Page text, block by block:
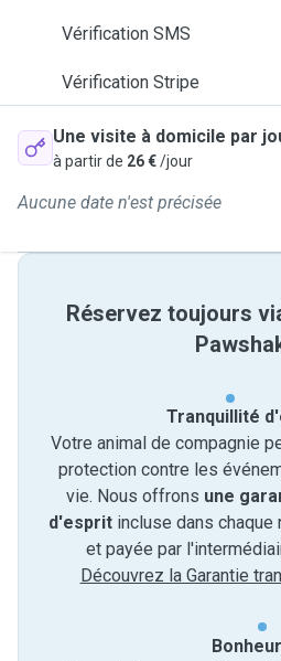
Vérification SMS
Vérification Stripe
Une visite à domicile par
à partir de 26 €/jour
Aucune date n'est précisée
Réservez toujours
Tranquillité
Votre animal de compagnie
protection contre les
vie. Nous offrons une
d'esprit incluse dans
et payée par
Découvrez la Garantie
Bonheur